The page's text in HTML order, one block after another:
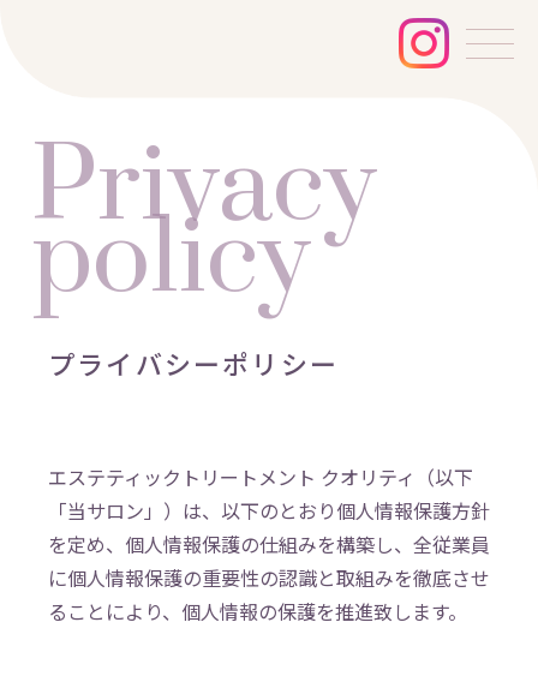
Privacy
policy
プライバシーポリシー
エステティックトリートメント クオリティ （以下
「当サロン」）は、以下のとおり個人情報保護方針
を定め、個人情報保護の仕組みを構築し、全従業員
に個人情報保護の重要性の認識と取組みを徹底させ
ることにより、個人情報の保護を推進致します。